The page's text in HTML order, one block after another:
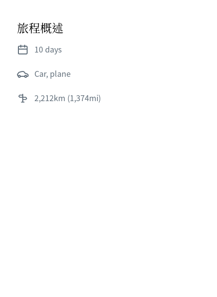
旅程概述
10 days
car, plane
2,212km (1,374mi)